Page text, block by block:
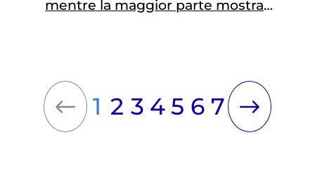
mentre la maggior parte mostra
1 2 3 4 5 6 7